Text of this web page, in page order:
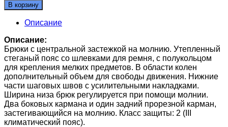
В корзину
Описание
Описание:
Брюки с центральной застежкой на молнию. Утепленный
стеганый пояс со шлевками для ремня, с полукольцом
для крепления мелких предметов. В области колен
дополнительный объем для свободы движения. Нижние
части шаговых швов с усилительными накладками.
Ширина низа брюк регулируется при помощи молнии.
Два боковых кармана и один задний прорезной карман,
застегивающийся на молнию. Класс защиты: 2 (III
климатический пояс).